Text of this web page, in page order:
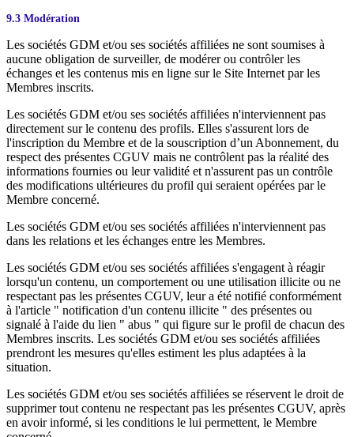
9.3 Modération
Les sociétés GDM et/ou ses sociétés affiliées ne sont soumises à
aucune obligation de surveiller, de modérer ou contrôler les
échanges et les contenus mis en ligne sur le Site Internet par les
Membres inscrits.
Les sociétés GDM et/ou ses sociétés affiliées n'interviennent pas
directement sur le contenu des profils. Elles s'assurent lors de
l'inscription du Membre et de la souscription d’un Abonnement, du
respect des présentes CGUV mais ne contrôlent pas la réalité des
informations fournies ou leur validité et n'assurent pas un contrôle
des modifications ultérieures du profil qui seraient opérées par le
Membre concerné.
Les sociétés GDM et/ou ses sociétés affiliées n'interviennent pas
dans les relations et les échanges entre les Membres.
Les sociétés GDM et/ou ses sociétés affiliées s'engagent à réagir
lorsqu'un contenu, un comportement ou une utilisation illicite ou ne
respectant pas les présentes CGUV, leur a été notifié conformément
à l'article " notification d'un contenu illicite " des présentes ou
signalé à l'aide du lien " abus " qui figure sur le profil de chacun des
Membres inscrits. Les sociétés GDM et/ou ses sociétés affiliées
prendront les mesures qu'elles estiment les plus adaptées à la
situation.
Les sociétés GDM et/ou ses sociétés affiliées se réservent le droit de
supprimer tout contenu ne respectant pas les présentes CGUV, après
en avoir informé, si les conditions le lui permettent, le Membre